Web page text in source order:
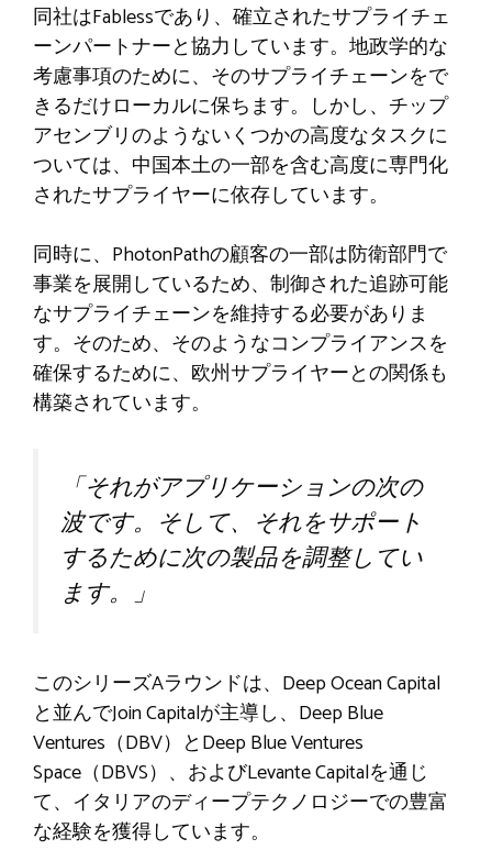
同社はFablessであり、確立されたサプライチェ
ーンパートナーと協力しています。地政学的な
考慮事項のために、そのサプライチェーンをで
きるだけローカルに保ちます。しかし、チップ
アセンブリのようないくつかの高度なタスクに
ついては、中国本土の一部を含む高度に専門化
されたサプライヤーに依存しています。
同時に、PhotonPathの顧客の一部は防衛部門で
事業を展開しているため、制御された追跡可能
なサプライチェーンを維持する必要がありま
す。そのため、そのようなコンプライアンスを
確保するために、欧州サプライヤーとの関係も
構築されています。
「それがアプリケーションの次の
波です。そして、それをサポート
するために次の製品を調整してい
ます。」
このシリーズAラウンドは、Deep Ocean Capital
と並んでJoin Capitalが主導し、Deep Blue
Ventures（DBV）とDeep Blue Ventures
Space（DBVS）、およびLevante Capitalを通じ
て、イタリアのディープテクノロジーでの豊富
な経験を獲得しています。